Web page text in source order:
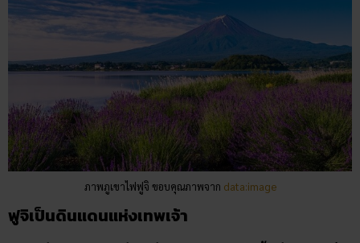
ภาพภูเขาไฟฟูจิ ขอบคุณภาพจาก data:image
ฟูจิเป็นดินแดนแห่งเทพเจ้า